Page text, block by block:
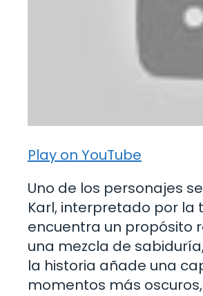
Play on YouTube
Uno de los personajes
Karl, interpretado por la
encuentra un propósito
una mezcla de
la historia añade una
momentos más